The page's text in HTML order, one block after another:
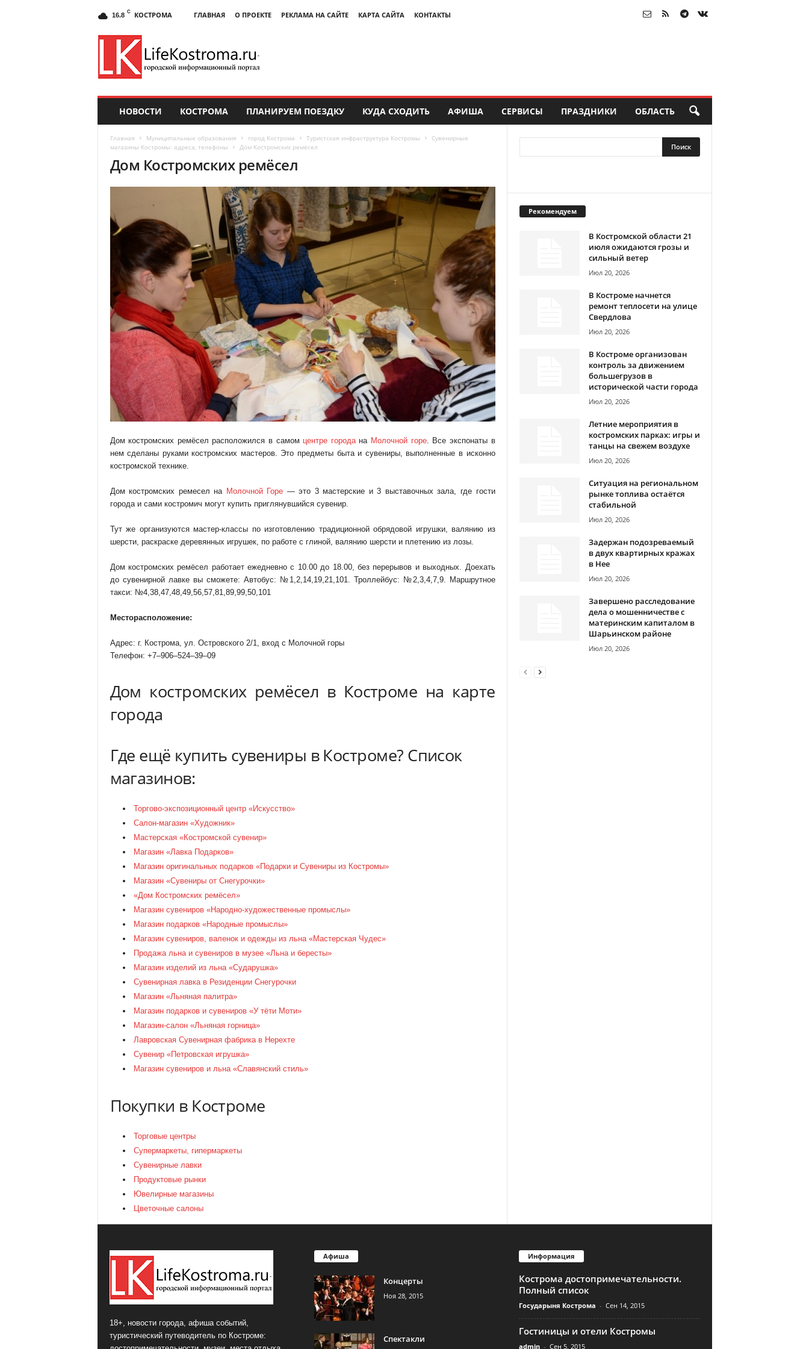
16.8 C КОСТРОМА ГЛАВНАЯ О ПРОЕКТЕ РЕКЛАМА НА САЙТЕ КАРТА САЙТА КОНТАКТЫ
НОВОСТИ КОСТРОМА ПЛАНИРУЕМ ПОЕЗДКУ КУДА СХОДИТЬ АФИША СЕРВИСЫ ПРАЗДНИКИ ОБЛАСТЬ
Главная Муниципальные образования город Кострома Туристская инфраструктура Костромы
Сувенирные
магазины Костромы: адреса, телефоны
Дом Костромских ремёсел
Дом Костромских ремёсел
Дом костромских ремёсел расположился в самом центре городана Молочной горе. Все экспонаты в
нем сделаны руками костромских мастеров. Это предметы быта и сувениры, выполненные в исконно
костромской технике.
Дом костромских ремесел на Молочной Горе — это 3 мастерские и 3 выставочных зала, где гости
города и сами костромич могут купить приглянувшийся сувенир.
Тут же организуются мастер-классы по изготовлению традиционной обрядовой игрушки, валянию из
шерсти, раскраске деревянных игрушек, по работе с глиной, валянию шерсти и плетению из лозы.
Дом костромских ремёсел работает ежедневно с 10.00 до 18.00, без перерывов и выходных. Доехать
до сувенирной лавке вы сможете: Автобус: №1,2,14,19,21,101. Троллейбус: №2,3,4,7,9. Маршрутное
такси: №4,38,47,48,49,56,57,81,89,99,50,101
Месторасположение:
Адрес: г. Кострома, ул. Островского 2/1, вход с Молочной горы
Телефон: +7‒906‒524‒39‒09
Дом костромских ремёсел в Костроме на карте
города
Где ещё купить сувениры в Костроме? Список
магазинов:
Торгово-экспозиционный центр «Искусство»
Салон-магазин «Художник»
Мастерская «Костромской сувенир»
Магазин «Лавка Подарков»
Магазин оригинальных подарков «Подарки и Сувениры из Костромы»
Магазин «Сувениры от Снегурочки»
«Дом Костромских ремёсел»
Магазин сувениров «Народно-художественные промыслы»
Магазин подарков «Народные промыслы»
Магазин сувениров, валенок и одежды из льна «Мастерская Чудес»
Продажа льна и сувениров в музее «Льна и бересты»
Магазин изделий из льна «Сударушка»
Сувенирная лавка в Резиденции Снегурочки
Магазин «Льняная палитра»
Магазин подарков и сувениров «У тёти Моти»
Магазин-салон «Льняная горница»
Лавровская Сувенирная фабрика в Нерехте
Сувенир «Петровская игрушка»
Магазин сувениров и льна «Славянский стиль»
Покупки в Костроме
Торговые центры
Супермаркеты, гипермаркеты
Сувенирные лавки
Продуктовые рынки
Ювелирные магазины
Цветочные салоны
Рекомендуем
В Костромской области 21
июля ожидаются грозы и
сильный ветер
Июл 20, 2026
В Костроме начнется
ремонт теплосети на улице
Свердлова
Июл 20, 2026
В Костроме организован
контроль за движением
большегрузов в
исторической части города
Июл 20, 2026
Летние мероприятия в
костромских парках: игры и
танцы на свежем воздухе
Июл 20, 2026
Ситуация на региональном
рынке топлива остаётся
стабильной
Июл 20, 2026
Задержан подозреваемый
в двух квартирных кражах
в Нее
Июл 20, 2026
Завершено расследование
дела о мошенничестве с
материнским капиталом в
Шарьинском районе
Июл 20, 2026
18+, новости города, афиша событий,
туристический путеводитель по Костроме:
Афиша
Концерты
Ноя 28, 2015
Спектакли
Информация
Кострома достопримечательности.
Полный список
Государыня Кострома - Сен 14, 2015
Гостиницы и отели Костромы
admin - Сен 5, 2015